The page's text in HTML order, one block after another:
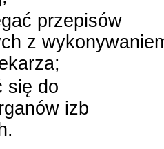
przepisów
z
się do
izb